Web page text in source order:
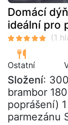
Domácí
ideální pro
Ostatní
Složení:
brambor
poprášení)
parmezánu